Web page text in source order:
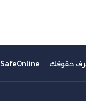
حقوقك SafeOnline